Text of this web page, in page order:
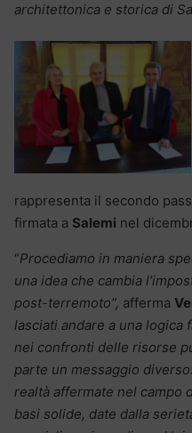
architettonica e storica di
rappresenta il secondo
firmata a Salemi nel
“Procediamo in maniera
una idea che cambia
post-terremoto”, afferma
lasciati andare a una logica
nei confronti delle risorse
parte un messaggio
realtà affermate nel campo
basi solide, date dalla